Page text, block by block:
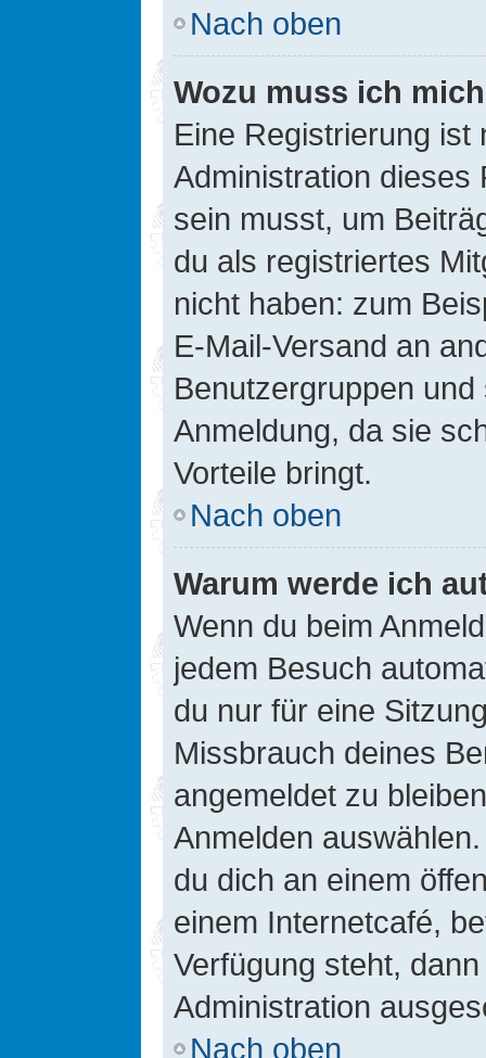
Nach oben
Wozu muss ich
Eine Registrierung ist
Administration dieses
sein musst, um
du als registriertes
nicht haben: zum
E-Mail-Versand an
Benutzergruppen
Anmeldung, da sie
Vorteile bringt.
Nach oben
Warum werde ich
Wenn du beim
jedem Besuch
du nur für eine
Missbrauch deines
angemeldet zu
Anmelden
du dich an einem
einem Internetcafé,
Verfügung steht,
Administration
Nach oben